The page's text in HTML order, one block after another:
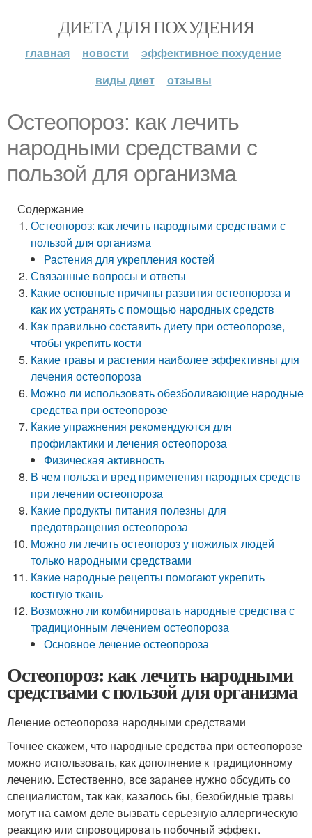
ДИЕТА ДЛЯ ПОХУДЕНИЯ
главная новости
эффективное похудение
виды диет
отзывы
Остеопороз: как лечить
народными средствами с
пользой для организма
Содержание
Остеопороз: как лечить народными средствами с
пользой для организма
Растения для укрепления костей
Связанные вопросы и ответы
Какие основные причины развития остеопороза и
как их устранять с помощью народных средств
Как правильно составить диету при остеопорозе,
чтобы укрепить кости
Какие травы и растения наиболее эффективны для
лечения остеопороза
Можно ли использовать обезболивающие народные
средства при остеопорозе
Какие упражнения рекомендуются для
профилактики и лечения остеопороза
Физическая активность
В чем польза и вред применения народных средств
при лечении остеопороза
Какие продукты питания полезны для
предотвращения остеопороза
Можно ли лечить остеопороз у пожилых людей
только народными средствами
Какие народные рецепты помогают укрепить
костную ткань
Возможно ли комбинировать народные средства с
традиционным лечением остеопороза
Основное лечение остеопороза
Остеопороз: как лечить народными
средствами с пользой для организма
Лечение остеопороза народными средствами
Точнее скажем, что народные средства при остеопорозе
можно использовать, как дополнение к традиционному
лечению. Естественно, все заранее нужно обсудить со
специалистом, так как, казалось бы, безобидные травы
могут на самом деле вызвать серьезную аллергическую
реакцию или спровоцировать побочный эффект.